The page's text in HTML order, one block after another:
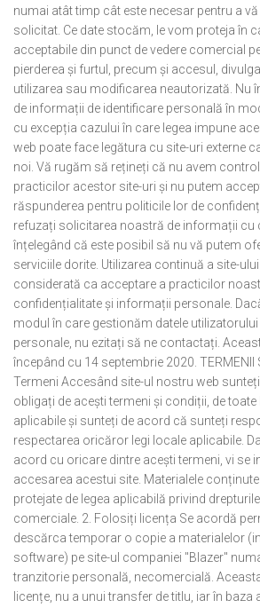
numai atât timp cât este necesar pentru a
solicitat. Ce date stocăm, le vom proteja în
acceptabile din punct de vedere comercial
pierderea și furtul, precum și accesul,
utilizarea sau modificarea neautorizată. Nu
de informații de identificare personală în
cu excepția cazului în care legea impune
web poate face legătura cu site-uri externe
noi. Vă rugăm să rețineți că nu avem
practicilor acestor site-uri și nu putem
răspunderea pentru politicile lor de
refuzați solicitarea noastră de informații cu
înțelegând că este posibil să nu vă putem
serviciile dorite. Utilizarea continuă a site-
considerată ca acceptare a practicilor
confidențialitate și informații personale.
modul în care gestionăm datele
personale, nu ezitați să ne contactați.
începând cu 14 septembrie 2020. TERMENII
Termeni Accesând site-ul nostru web
obligați de acești termeni și condiții, de toate
aplicabile și sunteți de acord că sunteți
respectarea oricăror legi locale aplicabile.
acord cu oricare dintre acești termeni, vi se
accesarea acestui site. Materialele
protejate de legea aplicabilă privind
comerciale. 2. Folosiți licența Se acordă
descărca temporar o copie a materialelor
software) pe site-ul companiei "Blazer"
tranzitorie personală, necomercială.
licențe, nu a unui transfer de titlu, iar în baza